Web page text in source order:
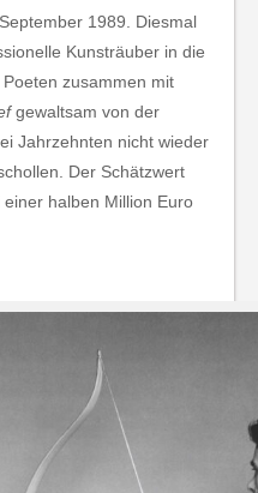
1989. Diesmal
Kunsträuber in die
zusammen mit
gewaltsam von der
Jahrzehnten nicht wieder
Der Schätzwert
halben Million Euro